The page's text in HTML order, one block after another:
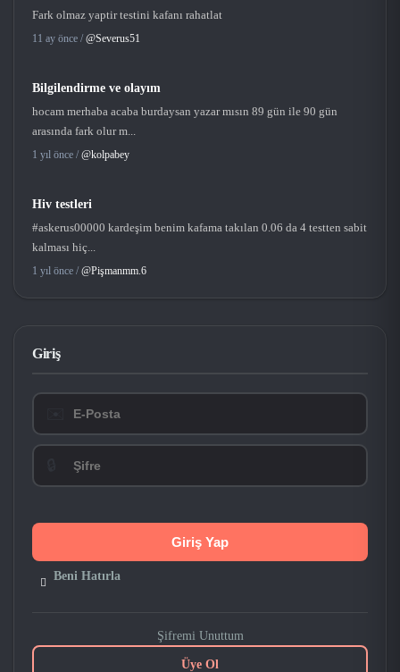
Fark olmaz yaptir testini kafanı rahatlat
11 ay önce / @Severus51
Bilgilendirme ve olayım
hocam merhaba acaba burdaysan yazar mısın 89 gün ile 90 gün
arasında fark olur m...
1 yıl önce / @kolpabey
Hiv testleri
#askerus00000 kardeşim benim kafama takılan 0.06 da 4 testten sabit
kalması hiç...
1 yıl önce / @Pişmanmm.6
Giriş
Beni Hatırla
Şifremi Unuttum
Üye Ol